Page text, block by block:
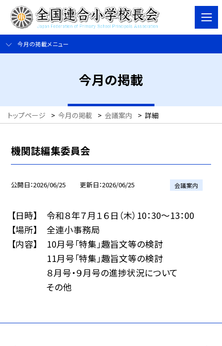
今月の掲載メニュー
今月の掲載
トップページ > 今月の掲載 > 会議案内 > 詳細
機関誌編集委員会
公開日 2026/06/25 更新日 2026/06/25 会議案内
【日時】 令和８年７月１６日（木）10：30〜13：00
【場所】 全連小事務局
【内容】 10月号「特集」趣旨文等の検討
11月号「特集」趣旨文等の検討
８月号・９月号の進捗状況について
その他